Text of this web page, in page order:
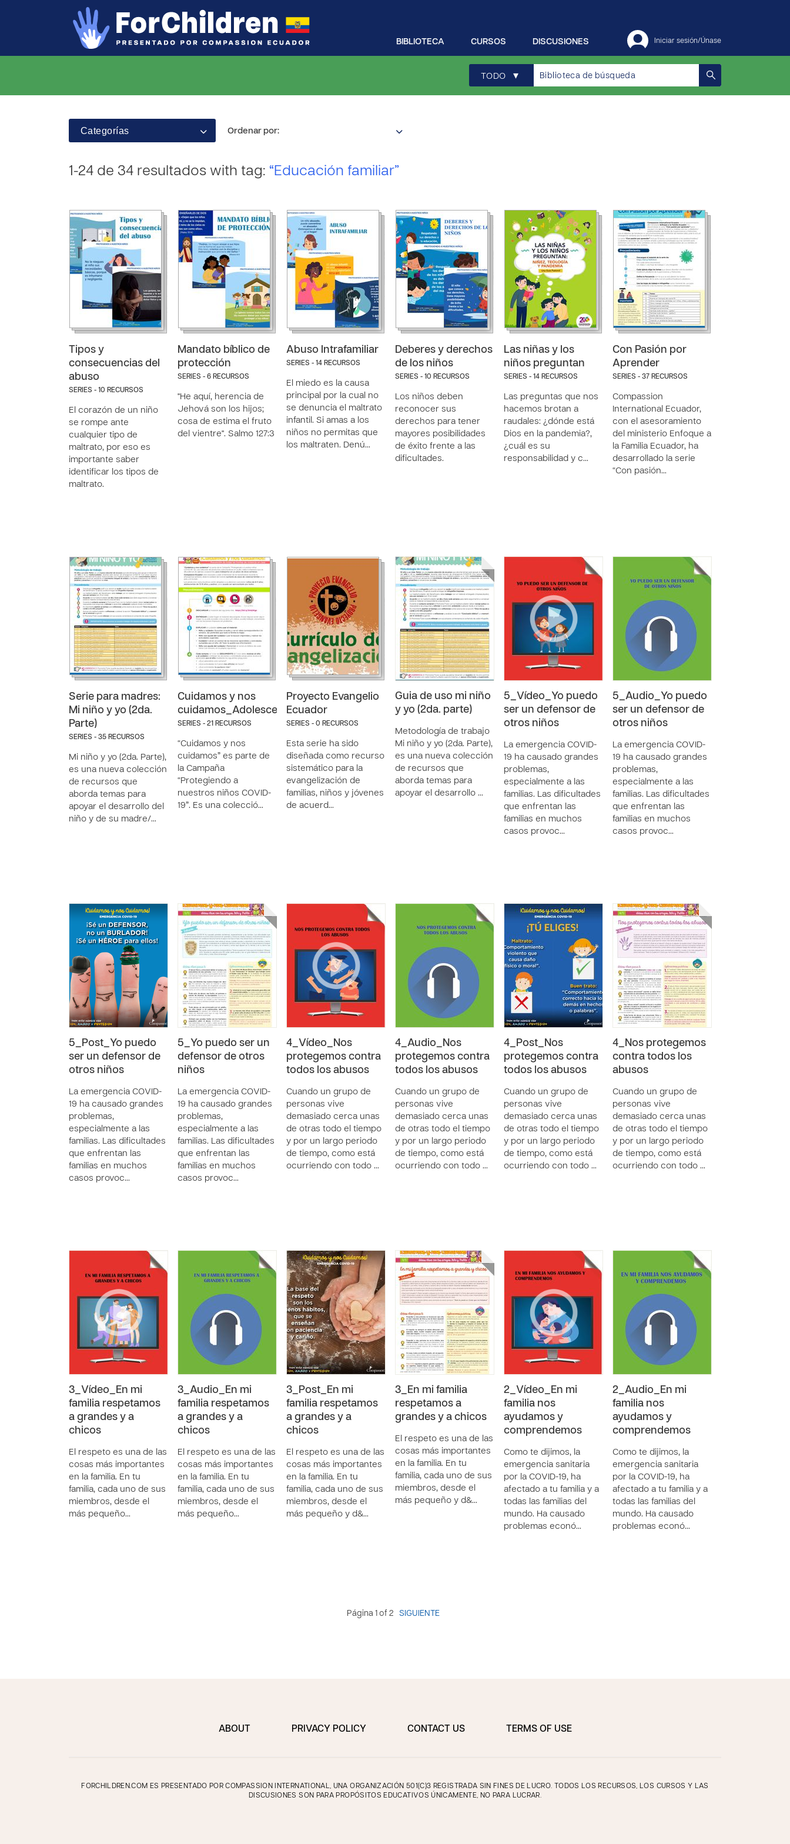
Iniciar sesión/Únase
DISCUSIONES
CURSOS
BIBLIOTECA
TODO ▾
Categorías Ordenar por:
1-24 de 34 resultados with tag: “Educación familiar”
Tipos y
consecuencias del
abuso
SERIES - 10 RECURSOS
El corazón de un niño
se rompe ante
cualquier tipo de
maltrato, por eso es
importante saber
identificar los tipos de
maltrato.
Mandato bíblico de
protección
SERIES - 6 RECURSOS
"He aquí, herencia de
Jehová son los hijos;
cosa de estima el fruto
del vientre". Salmo 127:3
Abuso Intrafamiliar
SERIES - 14 RECURSOS
El miedo es la causa
principal por la cual no
se denuncia el maltrato
infantil. Si amas a los
niños no permitas que
los maltraten. Denú…
Deberes y derechos
de los niños
SERIES - 10 RECURSOS
Los niños deben
reconocer sus
derechos para tener
mayores posibilidades
de éxito frente a las
dificultades.
Las niñas y los
niños preguntan
SERIES - 14 RECURSOS
Las preguntas que nos
hacemos brotan a
raudales: ¿dónde está
Dios en la pandemia?,
¿cuál es su
responsabilidad y c…
Con Pasión por
Aprender
SERIES - 37 RECURSOS
Compassion
International Ecuador,
con el asesoramiento
del ministerio Enfoque a
la Familia Ecuador, ha
desarrollado la serie
“Con pasión…
Serie para madres:
Mi niño y yo (2da.
Parte)
SERIES - 35 RECURSOS
Mi niño y yo (2da. Parte),
es una nueva colección
de recursos que
aborda temas para
apoyar el desarrollo del
niño y de su madre/…
Cuidamos y nos
cuidamos_Adolescentes
SERIES - 21 RECURSOS
“Cuidamos y nos
cuidamos” es parte de
la Campaña
“Protegiendo a
nuestros niños COVID-
19”. Es una colecció…
Proyecto Evangelio
Ecuador
SERIES - 0 RECURSOS
Esta serie ha sido
diseñada como recurso
sistemático para la
evangelización de
familias, niños y jóvenes
de acuerd…
Guia de uso mi niño
y yo (2da. parte)
Metodología de trabajo
Mi niño y yo (2da. Parte),
es una nueva colección
de recursos que
aborda temas para
apoyar el desarrollo …
5_Vídeo_Yo puedo
ser un defensor de
otros niños
La emergencia COVID-
19 ha causado grandes
problemas,
especialmente a las
familias. Las dificultades
que enfrentan las
familias en muchos
casos provoc…
5_Audio_Yo puedo
ser un defensor de
otros niños
La emergencia COVID-
19 ha causado grandes
problemas,
especialmente a las
familias. Las dificultades
que enfrentan las
familias en muchos
casos provoc…
5_Post_Yo puedo
ser un defensor de
otros niños
La emergencia COVID-
19 ha causado grandes
problemas,
especialmente a las
familias. Las dificultades
que enfrentan las
familias en muchos
casos provoc…
5_Yo puedo ser un
defensor de otros
niños
La emergencia COVID-
19 ha causado grandes
problemas,
especialmente a las
familias. Las dificultades
que enfrentan las
familias en muchos
casos provoc…
4_Vídeo_Nos
protegemos contra
todos los abusos
Cuando un grupo de
personas vive
demasiado cerca unas
de otras todo el tiempo
y por un largo periodo
de tiempo, como está
ocurriendo con todo …
4_Audio_Nos
protegemos contra
todos los abusos
Cuando un grupo de
personas vive
demasiado cerca unas
de otras todo el tiempo
y por un largo periodo
de tiempo, como está
ocurriendo con todo …
4_Post_Nos
protegemos contra
todos los abusos
Cuando un grupo de
personas vive
demasiado cerca unas
de otras todo el tiempo
y por un largo periodo
de tiempo, como está
ocurriendo con todo …
4_Nos protegemos
contra todos los
abusos
Cuando un grupo de
personas vive
demasiado cerca unas
de otras todo el tiempo
y por un largo periodo
de tiempo, como está
ocurriendo con todo …
3_Vídeo_En mi
familia respetamos
a grandes y a
chicos
El respeto es una de las
cosas más importantes
en la familia. En tu
familia, cada uno de sus
miembros, desde el
más pequeño…
3_Audio_En mi
familia respetamos
a grandes y a
chicos
El respeto es una de las
cosas más importantes
en la familia. En tu
familia, cada uno de sus
miembros, desde el
más pequeño…
3_Post_En mi
familia respetamos
a grandes y a
chicos
El respeto es una de las
cosas más importantes
en la familia. En tu
familia, cada uno de sus
miembros, desde el
más pequeño y d&…
3_En mi familia
respetamos a
grandes y a chicos
El respeto es una de las
cosas más importantes
en la familia. En tu
familia, cada uno de sus
miembros, desde el
más pequeño y d&…
2_Vídeo_En mi
familia nos
ayudamos y
comprendemos
Como te dijimos, la
emergencia sanitaria
por la COVID-19, ha
afectado a tu familia y a
todas las familias del
mundo. Ha causado
problemas econó…
2_Audio_En mi
familia nos
ayudamos y
comprendemos
Como te dijimos, la
emergencia sanitaria
por la COVID-19, ha
afectado a tu familia y a
todas las familias del
mundo. Ha causado
problemas econó…
Página 1 of 2 SIGUIENTE
ABOUT PRIVACY POLICY CONTACT US TERMS OF USE
FORCHILDREN.COM ES PRESENTADO POR COMPASSION INTERNATIONAL, UNA ORGANIZACIÓN 501(C)3 REGISTRADA SIN FINES DE LUCRO. TODOS LOS RECURSOS, LOS CURSOS Y LAS
DISCUSIONES SON PARA PROPÓSITOS EDUCATIVOS ÚNICAMENTE, NO PARA LUCRAR.